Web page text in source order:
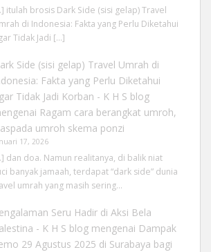
itulah brosis Dark Side (sisi gelap) Travel
di Indonesia: Fakta yang Perlu Diketahui
Tidak Jadi […]
Side (sisi gelap) Travel Umrah di
Fakta yang Perlu Diketahui
Tidak Jadi Korban - K H S blog
Ragam cara berangkat umroh,
umroh skema ponzi
17, 2026
dan doa. Namun realitanya, di balik niat
banyak jamaah, terdapat “dark side” dunia
umrah yang masih sering…
Seru Hadir di Aksi Bela
- K H S blogmengenai Dampak
29 Agustus 2025 di Surabaya bagi